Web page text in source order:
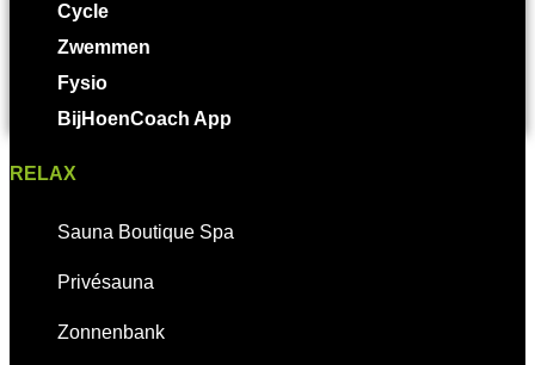
Cycle
Zwemmen
Fysio
BijHoenCoach App
RELAX
Sauna Boutique Spa
Privésauna
Zonnenbank